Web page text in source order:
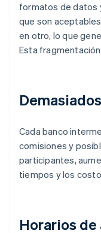
formatos de datos
que son
en otro, lo que
Esta
Cada banco
comisiones y
participantes,
tiempos y los
Horarios